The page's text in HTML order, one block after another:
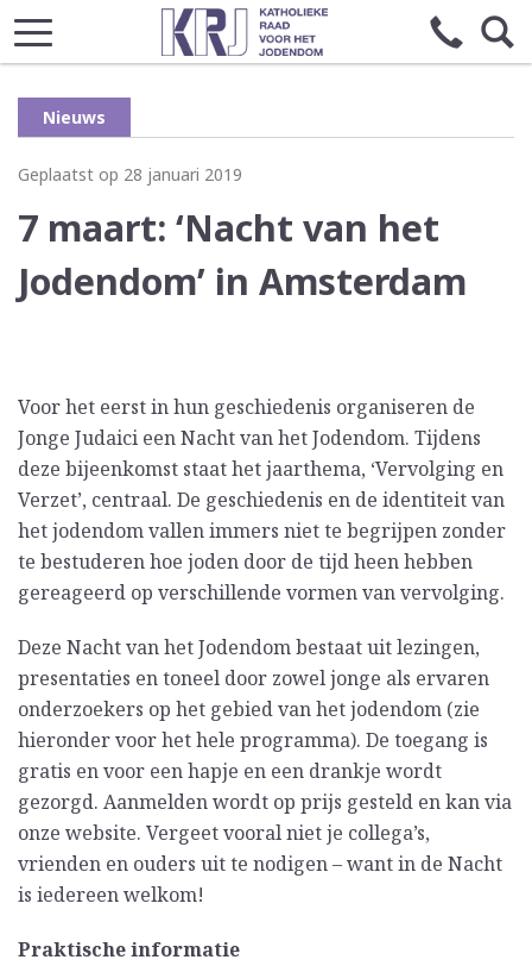
Nieuws
Geplaatst op 28 januari 2019
7 maart: ‘Nacht van het
Jodendom’ in Amsterdam
Voor het eerst in hun geschiedenis organiseren de
Jonge Judaici een Nacht van het Jodendom. Tijdens
deze bijeenkomst staat het jaarthema, ‘Vervolging en
Verzet’, centraal. De geschiedenis en de identiteit van
het jodendom vallen immers niet te begrijpen zonder
te bestuderen hoe joden door de tijd heen hebben
gereageerd op verschillende vormen van vervolging.
Deze Nacht van het Jodendom bestaat uit lezingen,
presentaties en toneel door zowel jonge als ervaren
onderzoekers op het gebied van het jodendom (zie
hieronder voor het hele programma). De toegang is
gratis en voor een hapje en een drankje wordt
gezorgd. Aanmelden wordt op prijs gesteld en kan via
onze website. Vergeet vooral niet je collega’s,
vrienden en ouders uit te nodigen – want in de Nacht
is iedereen welkom!
Praktische informatie